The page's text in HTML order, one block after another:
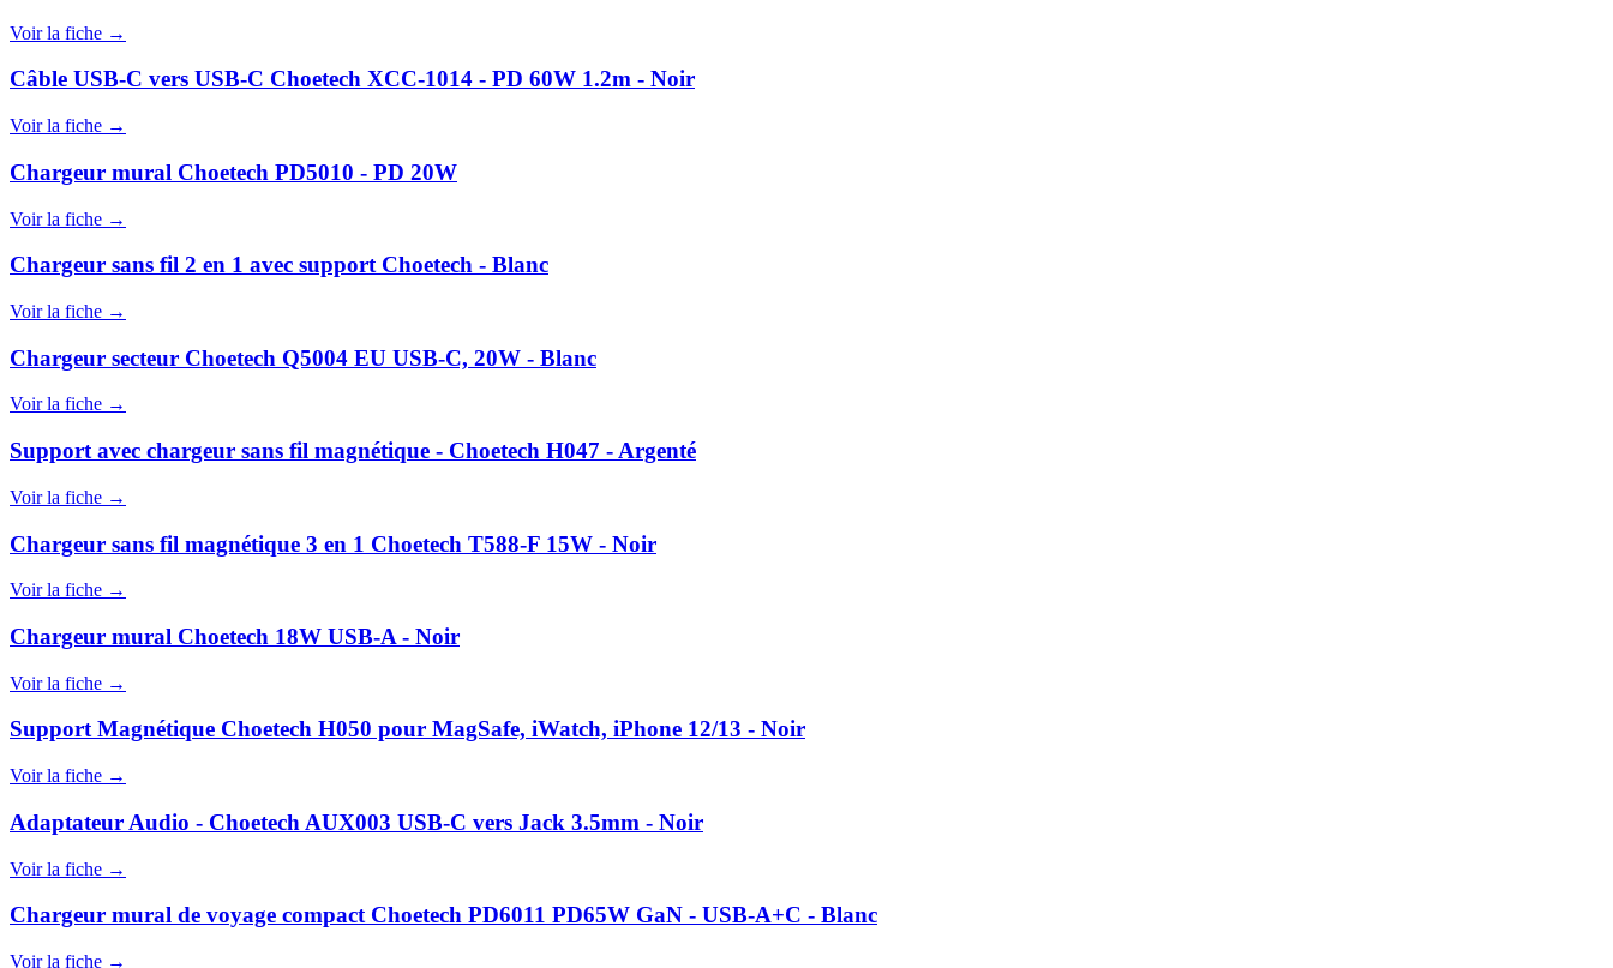
Voir la fiche →
Câble USB-C vers USB-C Choetech XCC-1014 - PD 60W 1.2m - Noir
Voir la fiche →
Chargeur mural Choetech PD5010 - PD 20W
Voir la fiche →
Chargeur sans fil 2 en 1 avec support Choetech - Blanc
Voir la fiche →
Chargeur secteur Choetech Q5004 EU USB-C, 20W - Blanc
Voir la fiche →
Support avec chargeur sans fil magnétique - Choetech H047 - Argenté
Voir la fiche →
Chargeur sans fil magnétique 3 en 1 Choetech T588-F 15W - Noir
Voir la fiche →
Chargeur mural Choetech 18W USB-A - Noir
Voir la fiche →
Support Magnétique Choetech H050 pour MagSafe, iWatch, iPhone 12/13 - Noir
Voir la fiche →
Adaptateur Audio - Choetech AUX003 USB-C vers Jack 3.5mm - Noir
Voir la fiche →
Chargeur mural de voyage compact Choetech PD6011 PD65W GaN - USB-A+C - Blanc
Voir la fiche →